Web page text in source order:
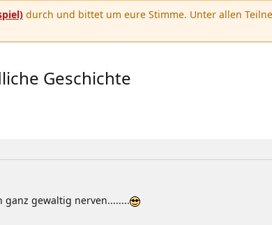
durch und bittet um eure Stimme. Unter allen
Geschichte
ganz gewaltig nerven........